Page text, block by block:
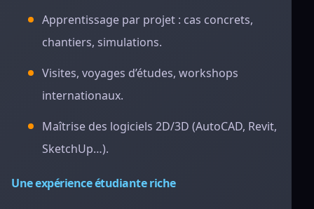
Apprentissage par projet : cas concrets,
chantiers, simulations.
Visites, voyages d’études, workshops
internationaux.
Maîtrise des logiciels 2D/3D (AutoCAD, Revit,
SketchUp…).
Une expérience étudiante riche